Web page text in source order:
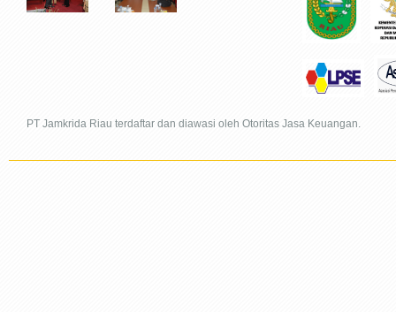
PT Jamkrida Riau terdaftar dan diawasi oleh Otoritas Jasa Keuangan.